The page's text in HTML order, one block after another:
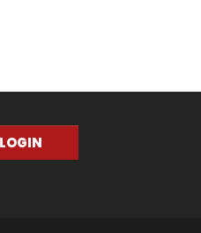
LOGIN